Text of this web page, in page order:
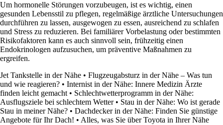
Um hormonelle Störungen vorzubeugen, ist es wichtig, einen
gesunden Lebensstil zu pflegen, regelmäßige ärztliche Untersuchungen
durchführen zu lassen, ausgewogen zu essen, ausreichend zu schlafen
und Stress zu reduzieren. Bei familiärer Vorbelastung oder bestimmten
Risikofaktoren kann es auch sinnvoll sein, frühzeitig einen
Endokrinologen aufzusuchen, um präventive Maßnahmen zu
ergreifen.
Jet Tankstelle in der Nähe • Flugzeugabsturz in der Nähe – Was tun
und wie reagieren? • Internist in der Nähe: Innere Medizin Ärzte
finden leicht gemacht • Schlechtwetterprogramm in der Nähe:
Ausflugsziele bei schlechtem Wetter• Stau in der Nähe: Wo ist gerade
Stau in meiner Nähe? • Dachdecker in der Nähe: Finden Sie günstige
Angebote für Ihr Dach! • Alles, was Sie über Toyota in Ihrer Nähe